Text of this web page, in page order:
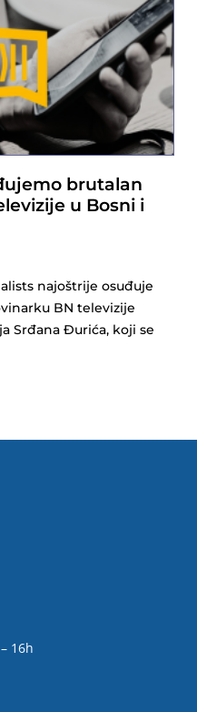
brutalan
u Bosni i
najoštrije osuđuje
BN televizije
Srđana Đurića, koji se
16h